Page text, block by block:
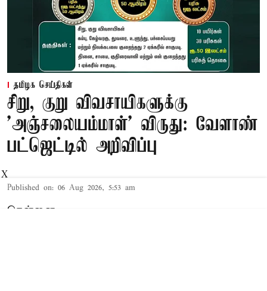
தமிழக செய்திகள்
சிறு, குறு விவசாயிகளுக்கு
'அஞ்சலையம்மாள்' விருது: வேளாண்
பட்ஜெட்டில் அறிவிப்பு
Published on: 06 Aug 2026, 5:53 am
சென்னை,
X